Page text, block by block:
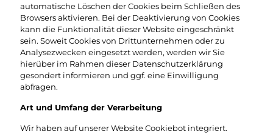
automatische Löschen der Cookies beim Schließen des
Browsers aktivieren. Bei der Deaktivierung von Cookies
kann die Funktionalität dieser Website eingeschränkt
sein. Soweit Cookies von Drittunternehmen oder zu
Analysezwecken eingesetzt werden, werden wir Sie
hierüber im Rahmen dieser Datenschutzerklärung
gesondert informieren und ggf. eine Einwilligung
abfragen.
Art und Umfang der Verarbeitung
Wir haben auf unserer Website Cookiebot integriert.